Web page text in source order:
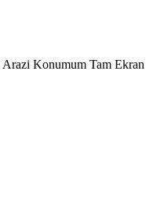
Arazi Konumum Tam Ekran